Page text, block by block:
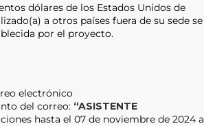
dólares de los Estados Unidos de
a otros países fuera de su sede se
por el proyecto.
electrónico
del correo: “ASISTENTE
hasta el 07 de noviembre de 2024 a